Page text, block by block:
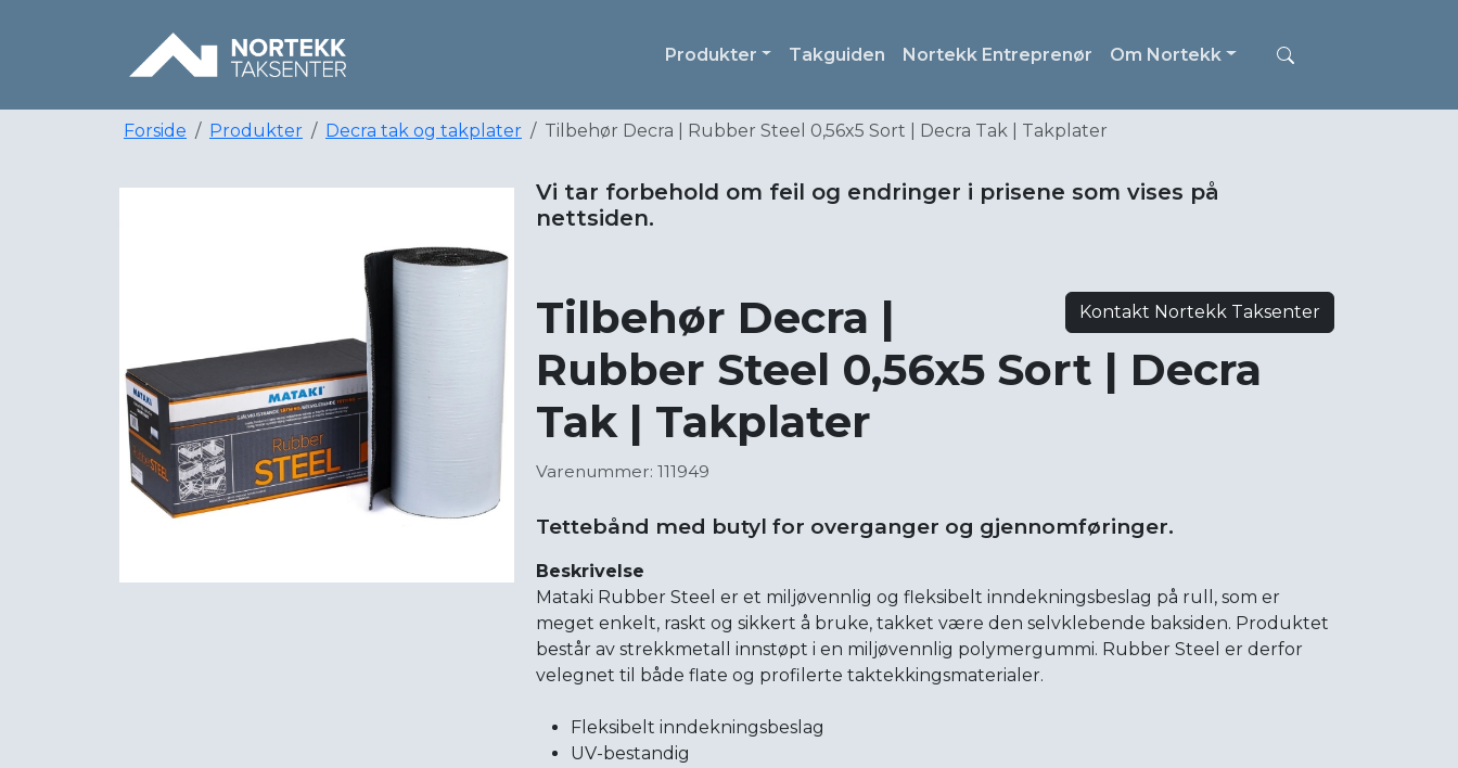
Produkter Takguiden Nortekk Entreprenør Om Nortekk
Forside Produkter Decra tak og takplater Tilbehør Decra | Rubber Steel 0,56x5 Sort | Decra Tak | Takplater
Vi tar forbehold om feil og endringer i prisene som vises på
nettsiden.
Kontakt Nortekk Taksenter
Tilbehør Decra |
Rubber Steel 0,56x5 Sort | Decra
Tak | Takplater
Varenummer: 111949
Tettebånd med butyl for overganger og gjennomføringer.
Beskrivelse
Mataki Rubber Steel er et miljøvennlig og fleksibelt inndekningsbeslag på rull, som er
meget enkelt, raskt og sikkert å bruke, takket være den selvklebende baksiden. Produktet
består av strekkmetall innstøpt i en miljøvennlig polymergummi. Rubber Steel er derfor
velegnet til både flate og profilerte taktekkingsmaterialer.
Fleksibelt inndekningsbeslag
UV-bestandig